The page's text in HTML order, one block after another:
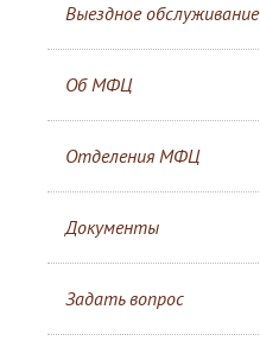
Выездное обслуживание
Об МФЦ
Отделения МФЦ
Документы
Задать вопрос